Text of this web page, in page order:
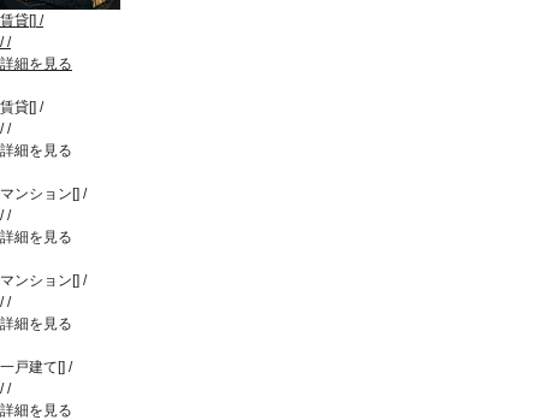
賃貸[] /
//
詳細を見る
賃貸[] /
//
詳細を見る
マンション [] /
//
詳細を見る
マンション [] /
//
詳細を見る
一戸建て [] /
//
詳細を見る